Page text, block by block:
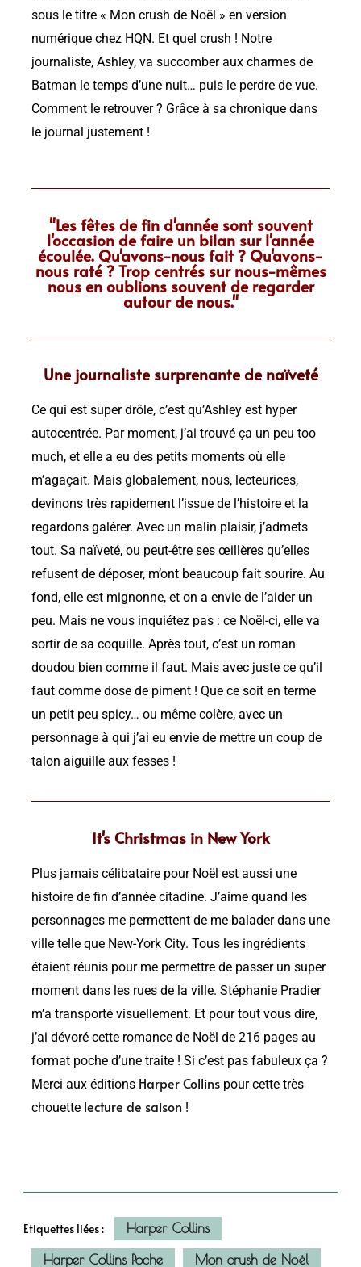
sous le titre « Mon crush de Noël » en version
numérique chez HQN. Et quel crush ! Notre
journaliste, Ashley, va succomber aux charmes de
Batman le temps d’une nuit… puis le perdre de vue.
Comment le retrouver ? Grâce à sa chronique dans
le journal justement !
"Les fêtes de fin d'année sont souvent
l'occasion de faire un bilan sur l'année
écoulée. Qu'avons-nous fait ? Qu'avons-
nous raté ? Trop centrés sur nous-mêmes
nous en oublions souvent de regarder
autour de nous."
Une journaliste surprenante de naïveté
Ce qui est super drôle, c’est qu’Ashley est hyper
autocentrée. Par moment, j’ai trouvé ça un peu too
much, et elle a eu des petits moments où elle
m’agaçait. Mais globalement, nous, lecteurices,
devinons très rapidement l’issue de l’histoire et la
regardons galérer. Avec un malin plaisir, j’admets
tout. Sa naïveté, ou peut-être ses œillères qu’elles
refusent de déposer, m’ont beaucoup fait sourire. Au
fond, elle est mignonne, et on a envie de l’aider un
peu. Mais ne vous inquiétez pas : ce Noël-ci, elle va
sortir de sa coquille. Après tout, c’est un roman
doudou bien comme il faut. Mais avec juste ce qu’il
faut comme dose de piment ! Que ce soit en terme
un petit peu spicy… ou même colère, avec un
personnage à qui j’ai eu envie de mettre un coup de
talon aiguille aux fesses !
It's Christmas in New York
Plus jamais célibataire pour Noël est aussi une
histoire de fin d’année citadine. J’aime quand les
personnages me permettent de me balader dans une
ville telle que New-York City. Tous les ingrédients
étaient réunis pour me permettre de passer un super
moment dans les rues de la ville. Stéphanie Pradier
m’a transporté visuellement. Et pour tout vous dire,
j’ai dévoré cette romance de Noël de 216 pages au
format poche d’une traite ! Si c’est pas fabuleux ça ?
Merci aux éditions Harper Collins pour cette très
chouette lecture de saison !
Etiquettes liées :
Harper Collins
Harper Collins Poche
Mon crush de Noël